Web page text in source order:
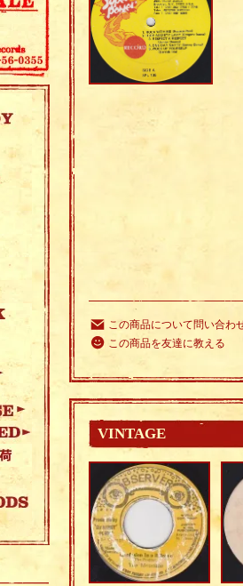
この商品について問い合わ
この商品を友達に教える
VINTAGE